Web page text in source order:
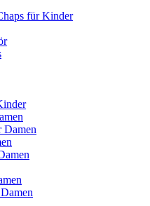
für Kinder
Damen